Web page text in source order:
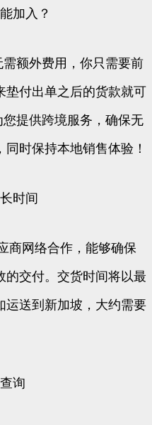
加入？
需额外费用，你只需要前
垫付出单之后的货款就可
您提供跨境服务，确保无
时保持本地销售体验！
时间
商网络合作，能够确保
的交付。交货时间将以最
运送到新加坡，大约需要
询